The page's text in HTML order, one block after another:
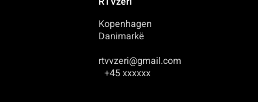
Kopenhagen
Danimarkë
rtvvzeri@gmail.com
+45 xxxxxx